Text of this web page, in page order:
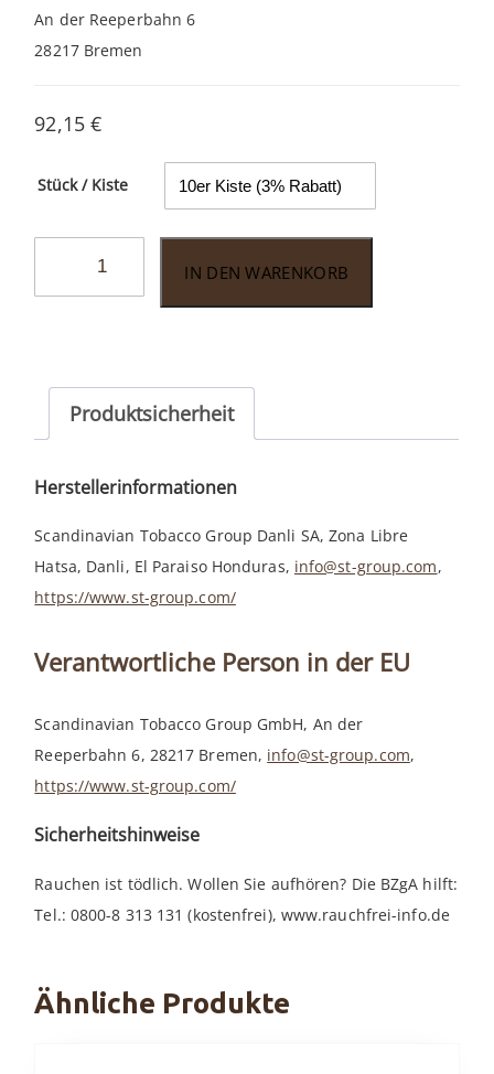
An der Reeperbahn 6
28217 Bremen
92,15 €
Stück / Kiste
IN DEN WARENKORB
Produktsicherheit
Herstellerinformationen
Scandinavian Tobacco Group Danli SA, Zona Libre
Hatsa, Danli, El Paraiso Honduras, info@st-group.com,
https://www.st-group.com/
Verantwortliche Person in der EU
Scandinavian Tobacco Group GmbH, An der
Reeperbahn 6, 28217 Bremen, info@st-group.com,
https://www.st-group.com/
Sicherheitshinweise
Rauchen ist tödlich. Wollen Sie aufhören? Die BZgA hilft:
Tel.: 0800-8 313 131 (kostenfrei), www.rauchfrei-info.de
Ähnliche Produkte